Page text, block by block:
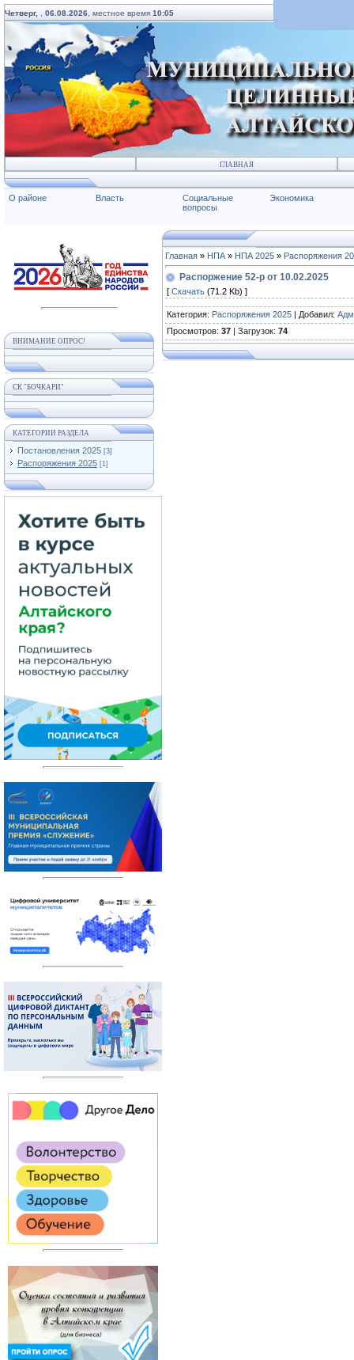
Четверг, 06.08.2026 , местное время 10:05
ГЛАВНАЯ
О районе Власть
Социальные
вопросы
Экономика
ВНИМАНИЕ ОПРОС!
СК "БОЧКАРИ"
КАТЕГОРИИ РАЗДЕЛА
Постановления 2025 [3]
Распоряжения 2025 [1]
Главная » НПА » НПА 2025 » Распоряжения
Распоржение 52-р от 10.02.2025
[ Скачать (71.2 Kb) ]
Категория: Распоряжения 2025 | Добавил:
Просмотров: 37 | Загрузок: 74